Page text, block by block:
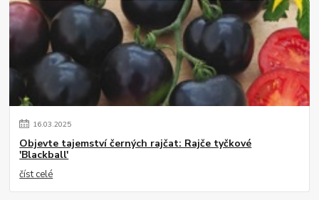
16.03.2025
Objevte tajemství černých rajčat: Rajče tyčkové
'Blackball'
číst celé